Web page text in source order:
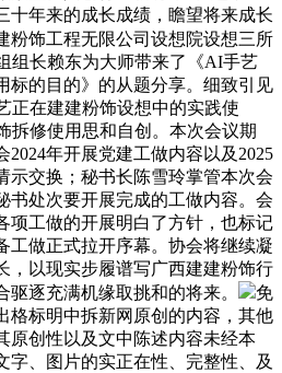
十年来的成长成绩，瞻望将来成长
粉饰工程无限公司设想院设想三所
组长赖东为大师带来了《AI手艺
标的目的》的从题分享。细致引见
正在建建粉饰设想中的实践使
拆修使用思和自创。本次会议期
2024年开展党建工做内容以及2025
示交换；秘书长陈雪玲掌管本次会
书处次要开展完成的工做内容。会
项工做的开展明白了方针，也标记
工做正式拉开序幕。协会将继续凝
，以现实步履谱写广西建建粉饰行
逐充满机缘取挑和的将来。
免
格标明中拆新网原创的内容，其他
原创性以及文中陈述内容未经本
字、图片的实正在性、完整性、及